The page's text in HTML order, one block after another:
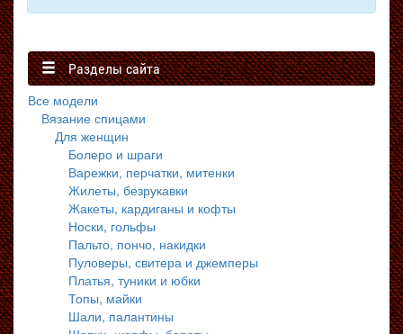
Разделы сайта
Все модели
Вязание спицами
Для женщин
Болеро и шраги
Варежки, перчатки, митенки
Жилеты, безрукавки
Жакеты, кардиганы и кофты
Носки, гольфы
Пальто, пончо, накидки
Пуловеры, свитера и джемперы
Платья, туники и юбки
Топы, майки
Шали, палантины